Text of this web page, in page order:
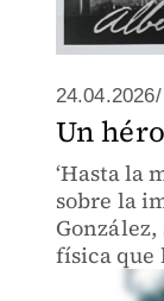
24.04.2026/
Un
‘Hasta la
sobre la
física que